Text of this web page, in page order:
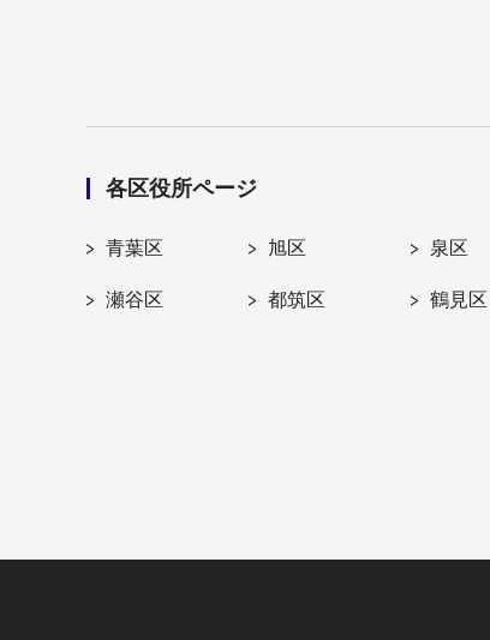
各区役所ページ
青葉区 旭区 泉区
瀬谷区 都筑区 鶴見区